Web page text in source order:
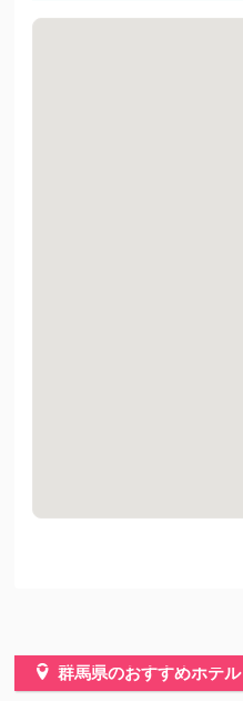
群馬県のおすすめホテル